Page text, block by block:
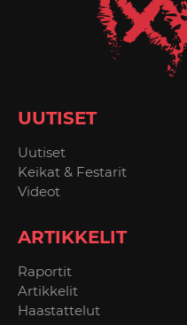
UUTISET
Uutiset
Keikat & Festarit
Videot
ARTIKKELIT
Raportit
Artikkelit
Haastattelut